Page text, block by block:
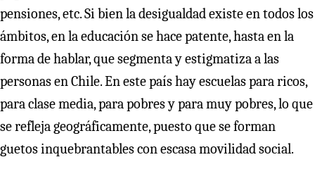
pensiones, etc. Si bien la desigualdad existe en todos los
ámbitos, en la educación se hace patente, hasta en la
forma de hablar, que segmenta y estigmatiza a las
personas en Chile. En este país hay escuelas para ricos,
para clase media, para pobres y para muy pobres, lo que
se refleja geográficamente, puesto que se forman
guetos inquebrantables con escasa movilidad social.